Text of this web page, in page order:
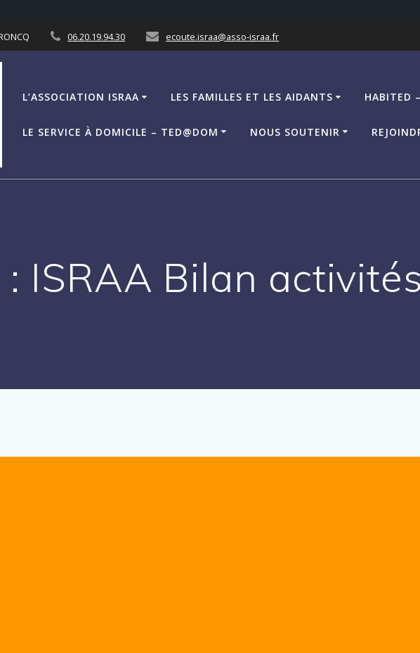
06.20.19.94.30 ecoute.israa@asso-israa.fr
L’ASSOCIATION ISRAA LES FAMILLES ET LES AIDANTS HABITED
LE SERVICE À DOMICILE – TED@DOM NOUS SOUTENIR
ISRAA Bilan activités